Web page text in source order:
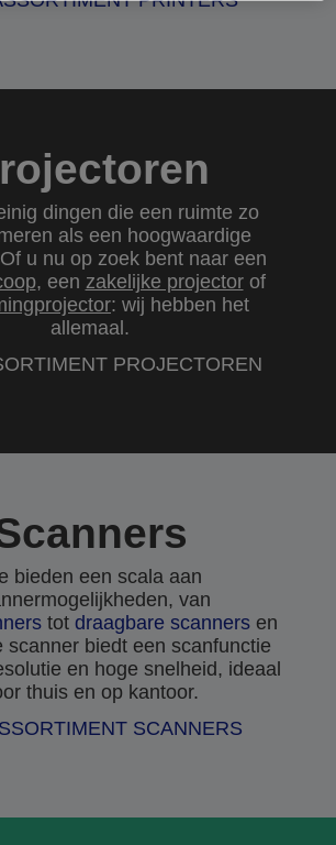
dingen die een ruimte zo
als een hoogwaardige
u nu op zoek bent naar een
, een zakelijke projectorof
: wij hebben het
allemaal.
PROJECTOREN
bieden een scala aan
van
tot draagbare scanners en
scanner biedt een scanfunctie
en hoge snelheid, ideaal
thuis en op kantoor.
SCANNERS